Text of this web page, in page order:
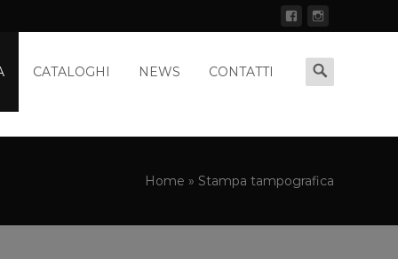
CATALOGHI NEWS CONTATTI
Home » Stampa tampografica